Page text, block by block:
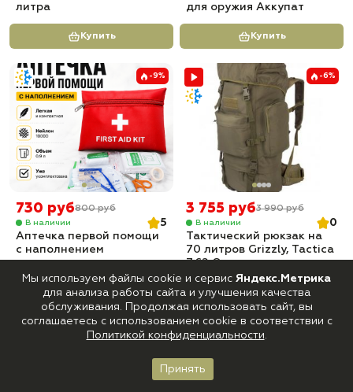
литра
Купить
для оружия Аккупат
Купить
-9%
730 руб800 руб
В наличии
5
Аптечка первой помощи
с наполнением
тактическая
Купить
-6%
3 755 руб3 990 руб
В наличии
0
Тактический рюкзак на
70 литров Grizzly, Tactica
7,62 Олива
Купить
Корзина
Мы используем файлы cookie и сервис Яндекс.Метрика
для анализа работы сайта и улучшения качества
обслуживания. Продолжая использовать сайт, вы
соглашаетесь с использованием cookie в соответствии с
Политикой конфиденциальности.
Принять